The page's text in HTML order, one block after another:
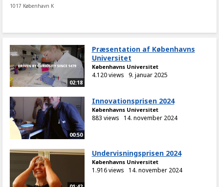
1017 København K
02:18
Præsentation af Københavns
Universitet
Københavns Universitet
4.120 views 9. januar 2025
00:50
Innovationsprisen 2024
Københavns Universitet
883 views 14. november 2024
Undervisningsprisen 2024
Københavns Universitet
1.916 views 14. november 2024